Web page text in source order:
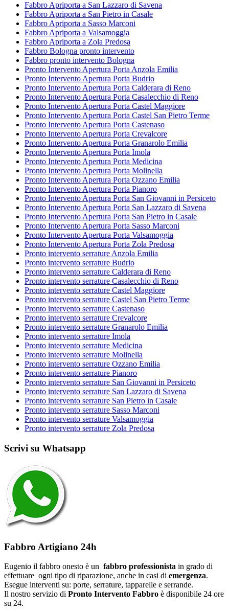
Fabbro Apriporta a San Lazzaro di Savena
Fabbro Apriporta a San Pietro in Casale
Fabbro Apriporta a Sasso Marconi
Fabbro Apriporta a Valsamoggia
Fabbro Apriporta a Zola Predosa
Fabbro Bologna pronto intervento
Fabbro pronto intervento Bologna
Pronto Intervento Apertura Porta Anzola Emilia
Pronto Intervento Apertura Porta Budrio
Pronto Intervento Apertura Porta Calderara di Reno
Pronto Intervento Apertura Porta Casalecchio di Reno
Pronto Intervento Apertura Porta Castel Maggiore
Pronto Intervento Apertura Porta Castel San Pietro Terme
Pronto Intervento Apertura Porta Castenaso
Pronto Intervento Apertura Porta Crevalcore
Pronto Intervento Apertura Porta Granarolo Emilia
Pronto Intervento Apertura Porta Imola
Pronto Intervento Apertura Porta Medicina
Pronto Intervento Apertura Porta Molinella
Pronto Intervento Apertura Porta Ozzano Emilia
Pronto Intervento Apertura Porta Pianoro
Pronto Intervento Apertura Porta San Giovanni in Persiceto
Pronto Intervento Apertura Porta San Lazzaro di Savena
Pronto Intervento Apertura Porta San Pietro in Casale
Pronto Intervento Apertura Porta Sasso Marconi
Pronto Intervento Apertura Porta Valsamoggia
Pronto Intervento Apertura Porta Zola Predosa
Pronto intervento serrature Anzola Emilia
Pronto intervento serrature Budrio
Pronto intervento serrature Calderara di Reno
Pronto intervento serrature Casalecchio di Reno
Pronto intervento serrature Castel Maggiore
Pronto intervento serrature Castel San Pietro Terme
Pronto intervento serrature Castenaso
Pronto intervento serrature Crevalcore
Pronto intervento serrature Granarolo Emilia
Pronto intervento serrature Imola
Pronto intervento serrature Medicina
Pronto intervento serrature Molinella
Pronto intervento serrature Ozzano Emilia
Pronto intervento serrature Pianoro
Pronto intervento serrature San Giovanni in Persiceto
Pronto intervento serrature San Lazzaro di Savena
Pronto intervento serrature San Pietro in Casale
Pronto intervento serrature Sasso Marconi
Pronto intervento serrature Valsamoggia
Pronto intervento serrature Zola Predosa
Scrivi su Whatsapp
Fabbro Artigiano 24h
Eugenio il fabbro onesto è un fabbro professionista in grado di
effettuare ogni tipo di riparazione, anche in casi di emergenza.
Esegue interventi su: porte, serrature, tapparelle e serrande.
Il nostro servizio di Pronto Intervento Fabbro è disponibile 24 ore
su 24.